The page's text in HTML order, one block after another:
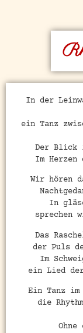
In der
ein Tanz
Der Blick
Im
Wir hören
In
sprechen
Das
der Puls
Im
ein Lied
Ein Tanz
die